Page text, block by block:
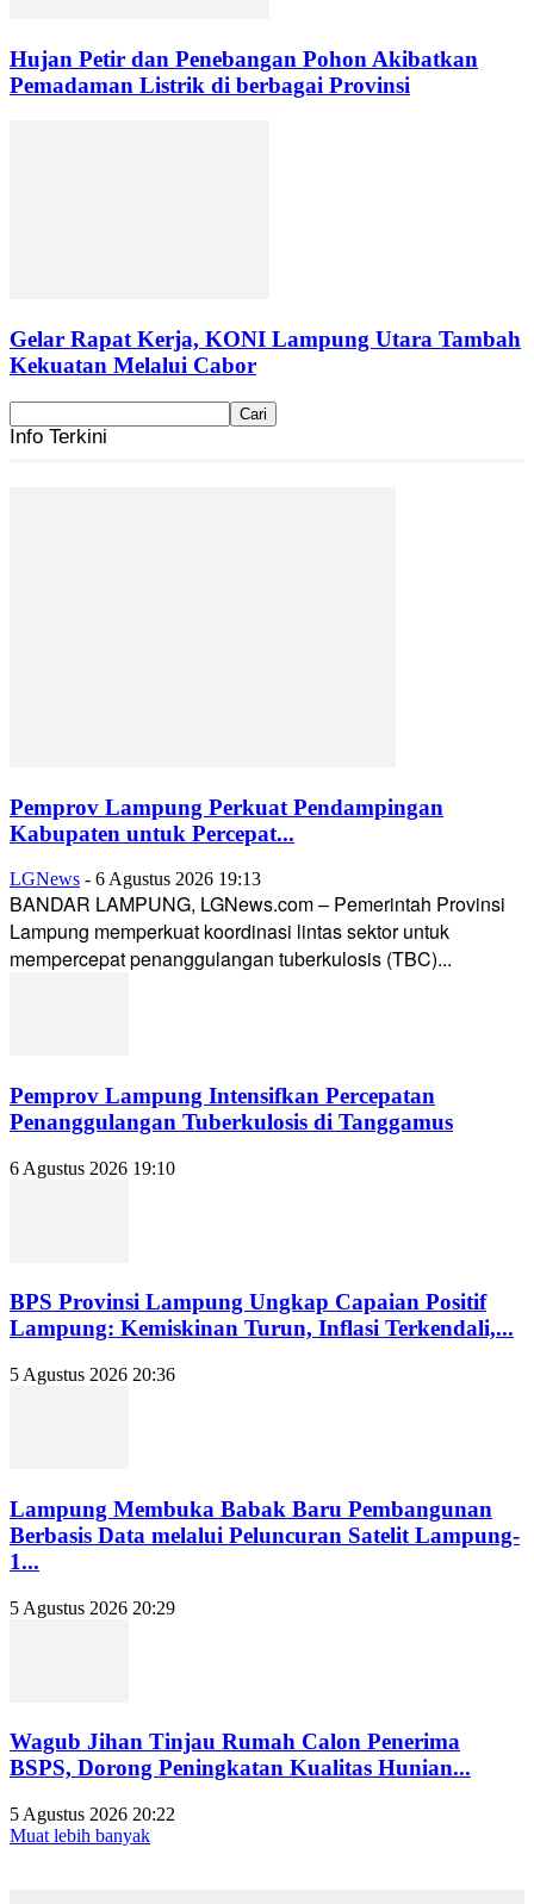
Hujan Petir dan Penebangan Pohon Akibatkan
Pemadaman Listrik di berbagai Provinsi
Gelar Rapat Kerja, KONI Lampung Utara Tambah
Kekuatan Melalui Cabor
Info Terkini
Pemprov Lampung Perkuat Pendampingan
Kabupaten untuk Percepat...
LGNews - 6 Agustus 2026 19:13
BANDAR LAMPUNG, LGNews.com – Pemerintah Provinsi
Lampung memperkuat koordinasi lintas sektor untuk
mempercepat penanggulangan tuberkulosis (TBC)...
Pemprov Lampung Intensifkan Percepatan
Penanggulangan Tuberkulosis di Tanggamus
6 Agustus 2026 19:10
BPS Provinsi Lampung Ungkap Capaian Positif
Lampung: Kemiskinan Turun, Inflasi Terkendali,...
5 Agustus 2026 20:36
Lampung Membuka Babak Baru Pembangunan
Berbasis Data melalui Peluncuran Satelit Lampung-
1...
5 Agustus 2026 20:29
Wagub Jihan Tinjau Rumah Calon Penerima
BSPS, Dorong Peningkatan Kualitas Hunian...
5 Agustus 2026 20:22
Muat lebih banyak